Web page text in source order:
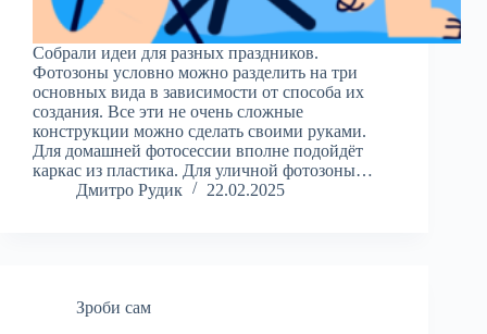
Собрали идеи для разных праздников.
Фотозоны условно можно разделить на три
основных вида в зависимости от способа их
создания. Все эти не очень сложные
конструкции можно сделать своими руками.
Для домашней фотосессии вполне подойдёт
каркас из пластика. Для уличной фотозоны…
Дмитро Рудик
22.02.2025
Зроби сам